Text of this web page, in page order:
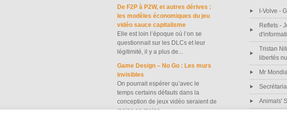
De F2P à P2W, et autres dérives :
les modèles économiques du jeu
vidéo sauce capitalisme
Elle est loin l’époque où l’on se
questionnait sur les DLCs et leur
légitimité, il y a plus de...
Game Design – No Go : Les murs
invisibles
On pourrait espérer qu’avec le
temps certains défauts dans la
conception de jeux vidéo seraient de
moins en moins...
I-Volve -
Reflets -
Tristan
libertés
Mr
Animals'